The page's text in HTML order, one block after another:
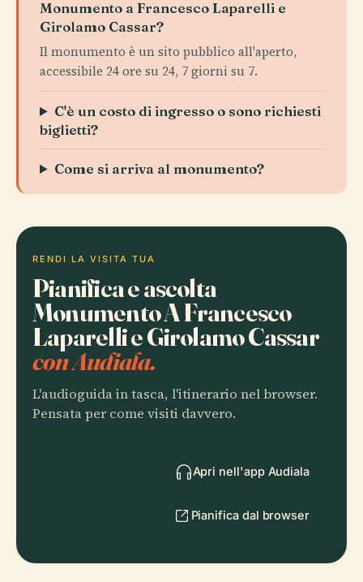
Monumento a Francesco Laparelli e
Girolamo Cassar?
Il monumento è un sito pubblico all'aperto,
accessibile 24 ore su 24, 7 giorni su 7.
C'è un costo di ingresso o sono richiesti
biglietti?
Come si arriva al monumento?
RENDI LA VISITA TUA
Pianifica e ascolta
Monumento A Francesco
Laparelli e Girolamo Cassar
con Audiala.
L'audioguida in tasca, l'itinerario nel browser.
Pensata per come visiti davvero.
Apri nell'app Audiala
Pianifica dal browser